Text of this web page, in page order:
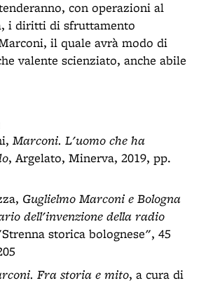
con operazioni al
i diritti di sfruttamento
il quale avrà modo di
valente scienziato, anche abile
Marconi. L'uomo che ha
, Argelato, Minerva, 2019, pp.
Guglielmo Marconi e Bologna
dell'invenzione della radio
storica bolognese", 45
Fra storia e mito, a cura di